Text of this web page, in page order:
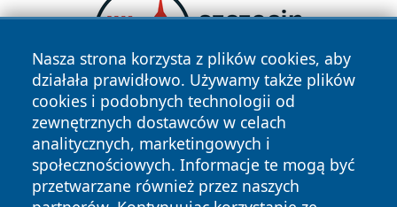
Nasza strona korzysta z plików cookies, aby
działała prawidłowo. Używamy także plików
cookies i podobnych technologii od
zewnętrznych dostawców w celach
analitycznych, marketingowych i
społecznościowych. Informacje te mogą być
przetwarzane również przez naszych